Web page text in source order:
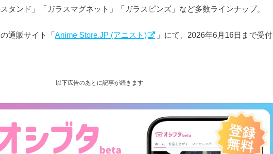
タンド」「ガラスマグネット」「ガラスピンズ」など多数ラインナップ。
通販サイト「Anime Store.JP (アニスト)
」にて、2026年6月16日まで受付
以下広告のあとに記事が続きます